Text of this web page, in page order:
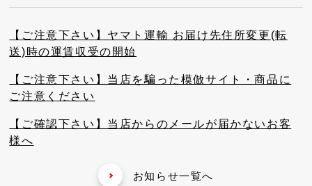
【ご注意下さい】ヤマト運輸 お届け先住所変更(転
送)時の運賃収受の開始
【ご注意下さい】当店を騙った模倣サイト・商品に
ご注意ください
【ご確認下さい】当店からのメールが届かないお客
様へ
お知らせ一覧へ